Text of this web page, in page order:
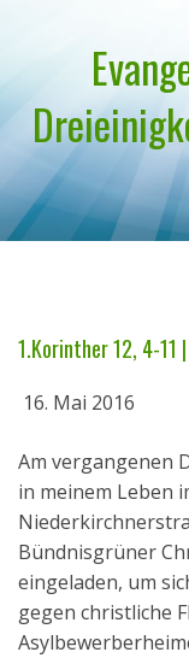
Über uns
Geistliches
Termine
Aktuelles
Kontakt
1.Korinther 12, 4-
16. Mai 2016
Am vergangenen
in meinem Leben
Bündnisgrüner
eingeladen, um
gegen christliche